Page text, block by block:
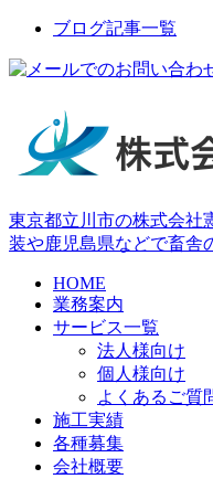
ブログ記事一覧
東京都立川市の株式会社
装や鹿児島県などで畜舎
HOME
業務案内
サービス一覧
法人様向け
個人様向け
よくあるご質
施工実績
各種募集
会社概要